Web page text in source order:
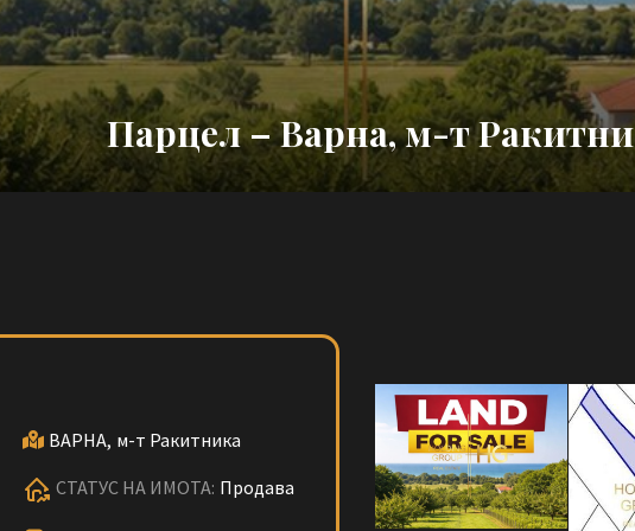
Парцел – Варна, м-т
ВАРНА, м-т Ракитника
СТАТУС НА ИМОТА: Продава